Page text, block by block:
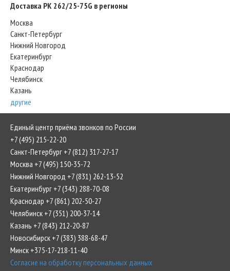
Доставка PK 262/25-75G в регионы
Москва
Санкт-Петербург
Нижний Новгород
Екатеринбург
Краснодар
Челябинск
Казань
другие
Единый центр приёма звонков по России
+7 (495) 215-22-20
Санкт-Петербург +7 (812) 317-27-17
Москва +7 (495) 150-35-72
Нижний Новгород +7 (831) 262-13-52
Екатеринбург +7 (343) 288-70-08
Краснодар +7 (861) 202-50-27
Челябинск +7 (351) 200-37-14
Казань +7 (843) 212-20-87
Новосибирск +7 (383) 388-68-47
Минск +375-17-218-11-40
Согласие на обработку персональных данных